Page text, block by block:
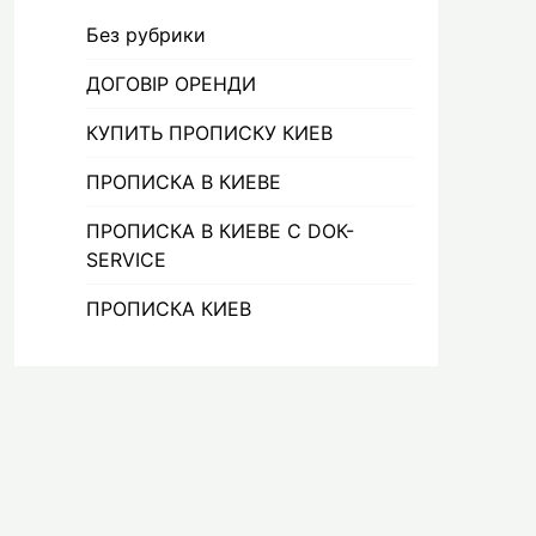
Без рубрики
ДОГОВІР ОРЕНДИ
КУПИТЬ ПРОПИСКУ КИЕВ
ПРОПИСКА В КИЕВЕ
ПРОПИСКА В КИЕВЕ С DOК-
SERVICE
ПРОПИСКА КИЕВ